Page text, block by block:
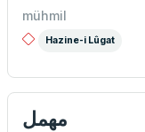
mühmil
Hazine-i Lûgat
مهمل